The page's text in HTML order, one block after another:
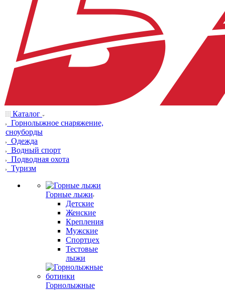
Каталог
Горнолыжное снаряжение,
сноуборды
Одежда
Водный спорт
Подводная охота
Туризм
Горные лыжи
Детские
Женские
Крепления
Мужские
Спортцех
Тестовые
лыжи
Горнолыжные